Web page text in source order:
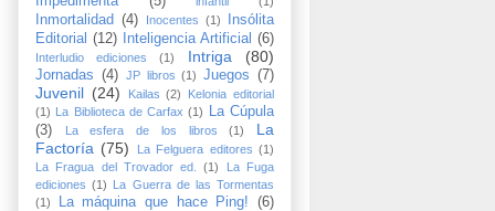
Inmortalidad (4) Inocentes (1)
Insólita
Editorial (12) Inteligencia Artificial (6)
Interludio ediciones (1) Intriga (80)
Jornadas (4) JP libros (1) Juegos (7)
Juvenil (24) Kailas (2)
Kelonia editorial
(1) La Biblioteca de Carfax (1)
La Cúpula
(3)
La esfera de los libros (1)
La
Factoría (75) La Felguera editores (1)
La Fragua del Trovador ed.
(1)
La Fuga
ediciones (1) La Guerra de las Tormentas
(1)
La máquina que hace Ping! (6)